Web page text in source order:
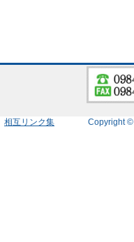
相互リンク集 Copyright © 前